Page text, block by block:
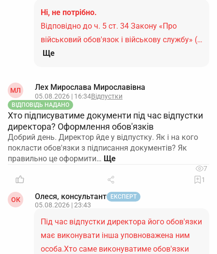
Ні, не потрібно.
Відповідно до ч. 5 ст. 34 Закону «Про
військовий обов'язок і військову службу» (…
Ще
МЛ Лех Мирослава Мирославівна
05.08.2026 | 16:34Відпустки
ВІДПОВІДЬ НАДАНО
Хто підписуватиме документи під час відпустки
директора? Оформлення обов'язків
Добрий день. Директор йде у відпустку. Як і на кого
покласти обов'язки з підписання документів? Як
правильно це оформити…
7
1
ОК Олеся, консультант ЕКСПЕРТ
05.08.2026 | 23:43
Під час відпустки директора його обов'язки
має виконувати інша уповноважена ним
особа.Хто саме виконуватиме обов'язки